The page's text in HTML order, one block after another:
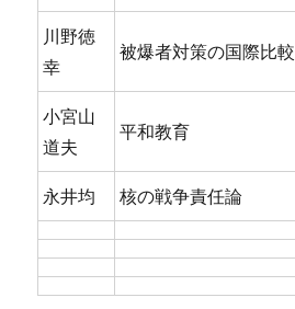
川野徳
幸
被爆者対策の国際比較
小宮山
道夫
平和教育
永井均 核の戦争責任論